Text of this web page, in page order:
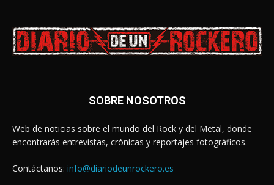
SOBRE NOSOTROS
Web de noticias sobre el mundo del Rock y del Metal, donde
encontrarás entrevistas, crónicas y reportajes fotográficos.
Contáctanos: info@diariodeunrockero.es